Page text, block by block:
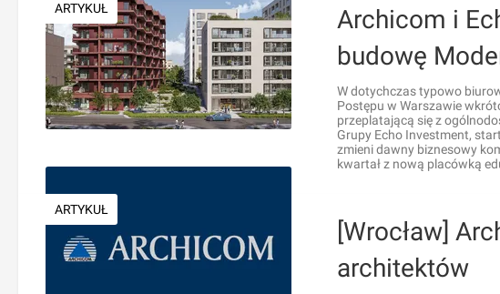
ARTYKUŁ
Archicom i
budowę
W dotychczas typowo
Postępu w Warszawie
przeplatającą się z
Grupy Echo Investment,
zmieni dawny biznesowy
kwartał z nową placówką
ARTYKUŁ
[Wrocław]
architektów